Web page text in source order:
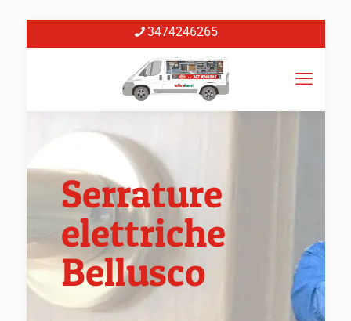
3474246265
Serrature
elettriche
Bellusco